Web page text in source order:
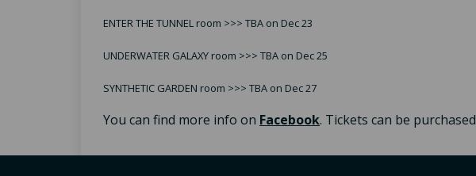
ENTER THE TUNNEL room >>> TBA on Dec 23
UNDERWATER GALAXY room >>> TBA on Dec 25
SYNTHETIC GARDEN room >>> TBA on Dec 27
You can find more info on Facebook. Tickets can be purchased